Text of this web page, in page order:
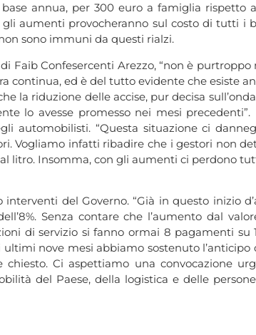
annua, per 300 euro a famiglia rispetto
gli aumenti provocheranno sul costo di tutti i
sono immuni da questi rialzi.
Faib Confesercenti Arezzo, “non è
continua, ed è del tutto evidente che esiste
la riduzione delle accise, pur decisa
lo avesse promesso nei mesi
automobilisti. “Questa situazione ci
Vogliamo infatti ribadire che i gestori non
litro. Insomma, con gli aumenti ci perdono
del Governo. “Già in questo inizio
Senza contare che l’aumento dal
di servizio si fanno ormai 8 pagamenti su
nove mesi abbiamo sostenuto l’anticipo
Ci aspettiamo una convocazione
del Paese, della logistica e delle